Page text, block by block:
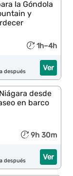
la Góndola
y
1h–4h
Ver
después
desde
en barco
9h 30m
Ver
después